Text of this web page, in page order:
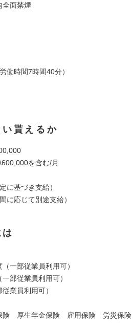
全面禁煙
働時間7時間40分）
貰えるか
を含む/月
に基づき支給）
に応じて別途支給）
一部従業員利用可）
部従業員利用可）
業員利用可）
保険 厚生年金保険 雇用保険 労災保険